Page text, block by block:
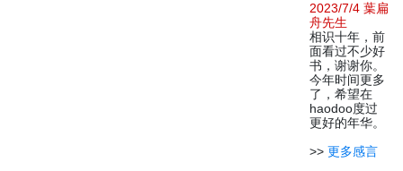
2023/7/4 葉扁
舟先生
相识十年，前
面看过不少好
书，谢谢你。
今年时间更多
了，希望在
haodoo度过
更好的年华。
>> 更多感言